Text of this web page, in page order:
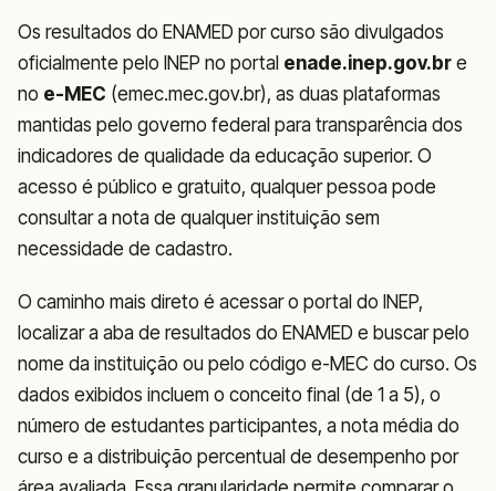
Os resultados do ENAMED por curso são divulgados
oficialmente pelo INEP no portal enade.inep.gov.br e
no e-MEC (emec.mec.gov.br), as duas plataformas
mantidas pelo governo federal para transparência dos
indicadores de qualidade da educação superior. O
acesso é público e gratuito, qualquer pessoa pode
consultar a nota de qualquer instituição sem
necessidade de cadastro.
O caminho mais direto é acessar o portal do INEP,
localizar a aba de resultados do ENAMED e buscar pelo
nome da instituição ou pelo código e-MEC do curso. Os
dados exibidos incluem o conceito final (de 1 a 5), o
número de estudantes participantes, a nota média do
curso e a distribuição percentual de desempenho por